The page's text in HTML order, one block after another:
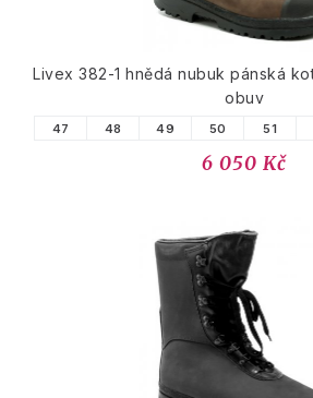
Livex 382-1 hnědá nubuk pánská
obuv
47 48 49 50 51
6 050 Kč